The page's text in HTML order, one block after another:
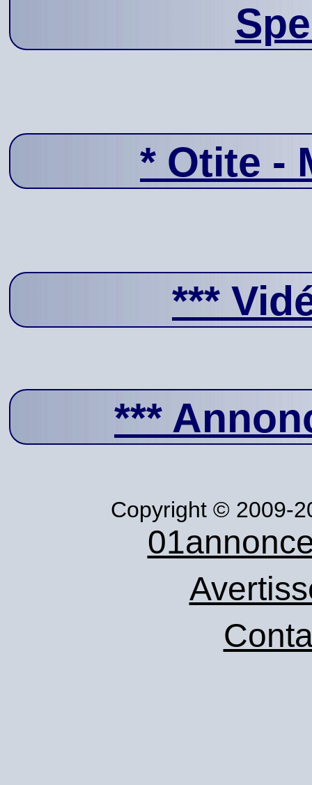
* Otite -
***
***
Copyright © 2009-